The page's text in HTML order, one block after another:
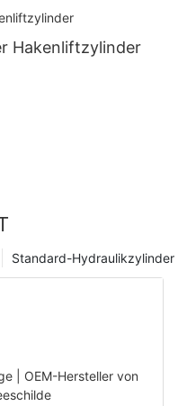
Hakenliftzylinder
Standard-Hydraulikzylinder